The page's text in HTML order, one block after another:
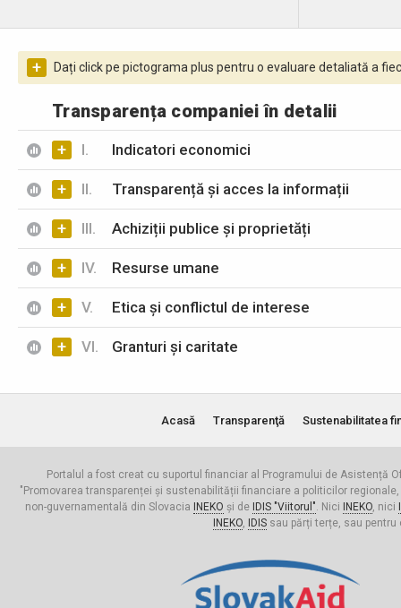
+ Dați click pe pictograma plus pentru o evaluare detaliată a
Transparența companiei în detalii
+ I. Indicatori economici
+ II. Transparență și acces la informații
+ III. Achiziții publice și proprietăți
+ IV. Resurse umane
+ V. Etica și conflictul de interese
+ VI. Granturi și caritate
Acasă Transparenţă Sustenabilitatea
Portalul a fost creat cu suportul financiar al Programului de Asistență
"Promovarea transparenței și sustenabilității financiare a politicilor
non-guvernamentală din Slovacia
INEKO și de IDIS "Viitorul". Nici INEKO, nici
INEKO, IDISsau părți terțe, sau pentru